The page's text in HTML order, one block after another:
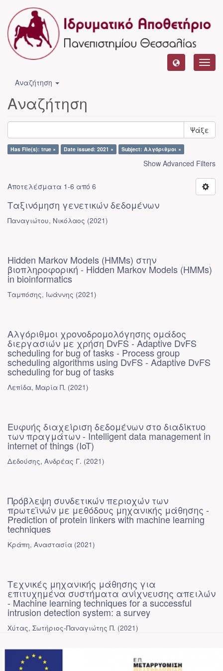
Αναζήτηση
Αναζήτηση
Ψάξε
Has File(s): true × Date issued: 2021 × Subject: Αλγόριθμοι ×
Show Advanced Filters
Αποτελέσματα 1-6 από 6
Ταξινόμηση γενετικών δεδομένων
Παναγιώτου, Νικόλαος (2021)
Hidden Markov Models (HMMs) στην
βιοπληροφορική - Hidden Markov Models (HMMs)
in bioinformatics
Ταμπόσης, Ιωάννης (2021)
Αλγόριθμοι χρονοδρομολόγησης ομάδος
διεργασιών με χρήση DvFS - Adaptive DvFS
scheduling for bug of tasks - Process group
scheduling algorithms using DvFS - Adaptive DvFS
scheduling for bug of tasks
Λεπίδα, Μαρία Π. (2021)
Ευφυής διαχείριση δεδομένων στο διαδίκτυο
των πραγμάτων - Intelligent data management in
internet of things (IoT)
Δεδούσης, Ανδρέας Γ. (2021)
Πρόβλεψη συνδετικών περιοχών των
πρωτεϊνών με μεθόδους μηχανικής μάθησης -
Prediction of protein linkers with machine learning
techniques
Κράπη, Αναστασία (2021)
Τεχνικές μηχανικής μάθησης για
επιτυχημένα συστήματα ανίχνευσης απειλών
- Machine learning techniques for a successful
intrusion detection system: a survey
Χύτας, Σωτήριος-Παναγιώτης Π. (2021)